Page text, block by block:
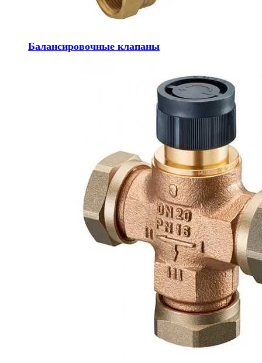
Балансировочные клапаны